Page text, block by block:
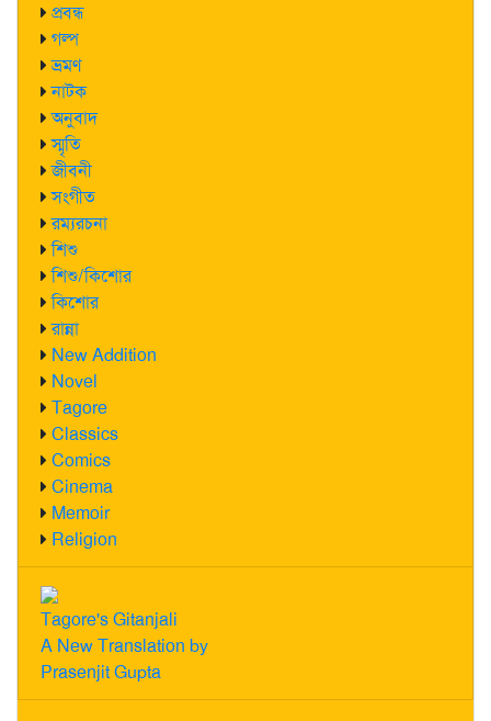
প্রবন্ধ
গল্প
ভ্রমণ
নাটক
অনুবাদ
স্মৃতি
জীবনী
সংগীত
রম্যরচনা
শিশু
শিশু/কিশোর
কিশোর
রান্না
New Addition
Novel
Tagore
Classics
Comics
Cinema
Memoir
Religion
Tagore's Gitanjali
A New Translation by
Prasenjit Gupta